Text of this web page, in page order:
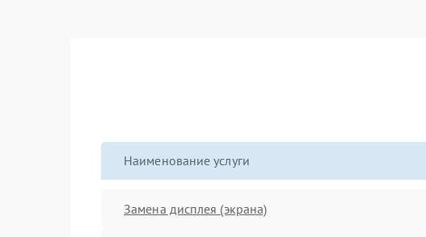
Наименование услуги
Замена дисплея (экрана)